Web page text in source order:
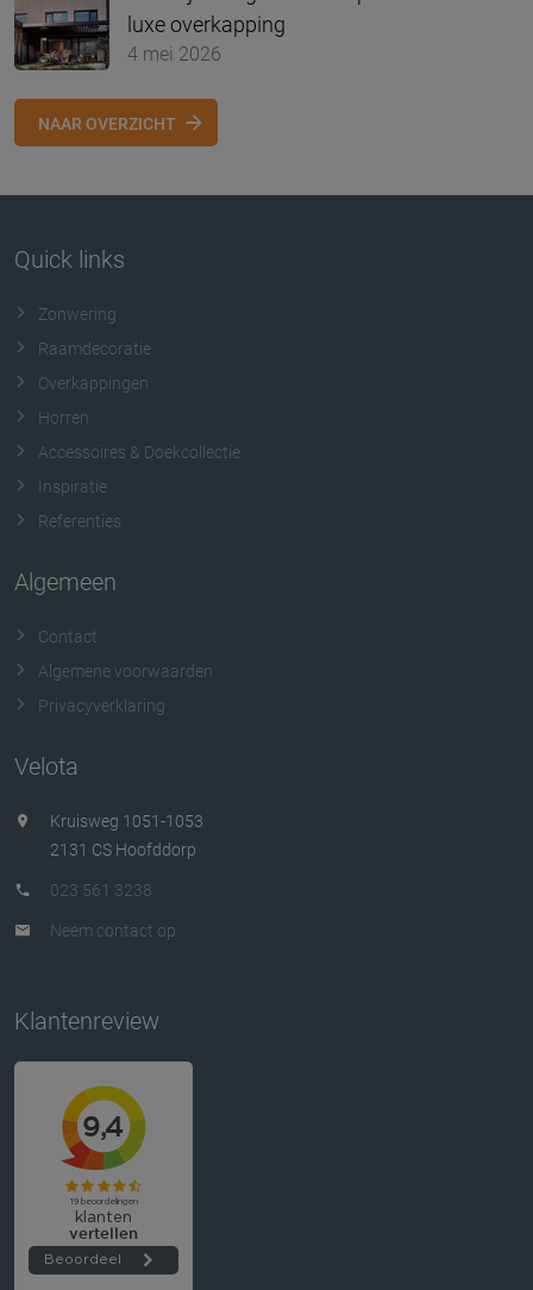
luxe overkapping
4 mei 2026
NAAR OVERZICHT
Quick links
Zonwering
Raamdecoratie
Overkappingen
Horren
Accessoires & Doekcollectie
Inspiratie
Referenties
Algemeen
Contact
Algemene voorwaarden
Privacyverklaring
Velota
Kruisweg 1051-1053
2131 CS Hoofddorp
023 561 3238
Neem contact op
Klantenreview